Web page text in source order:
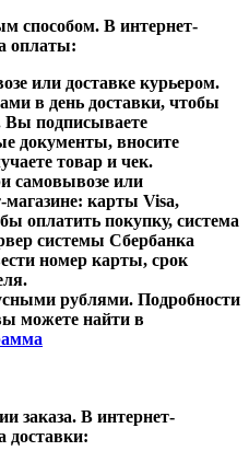
способом. В интернет-
оплаты:
или доставке курьером.
в день доставки, чтобы
Вы подписываете
документы, вносите
товар и чек.
самовывозе или
карты Visa,
оплатить покупку, система
системы Сбербанка
номер карты, срок
рублями. Подробности
можете найти в
заказа. В интернет-
доставки: